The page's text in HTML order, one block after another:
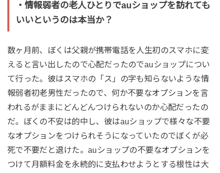
・情報弱者の老人ひとりでauショップを訪れても
いいというのは本当か？
数ヶ月前、ぼくは父親が携帯電話を人生初のスマホに変
えると言い出したので心配だったのでauショップについ
て行った。彼はスマホの「ス」の字も知らないような情
報弱者初老男性だったので、何か不要なオプションを言
われるがままにどんどんつけられないのか心配だったの
だ。ぼくの不安は的中し、彼はauショップで様々な不要
なオプションをつけられそうになっていたのでぼくが必
死で不要だと退けた。auショップの不要なオプションを
つけて月額料金を永続的に支払わせようとする根性は大